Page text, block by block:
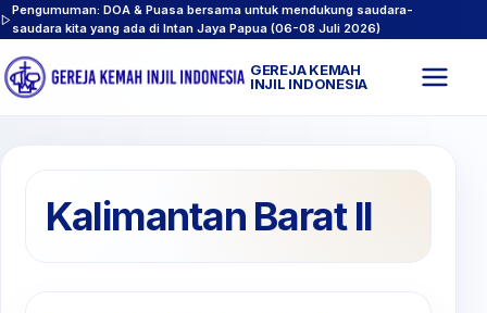
Pengumuman: DOA & Puasa bersama untuk mendukung saudara-
saudara kita yang ada di Intan Jaya Papua (06-08 Juli 2026)
GEREJA KEMAH
INJIL INDONESIA
Kalimantan Barat II